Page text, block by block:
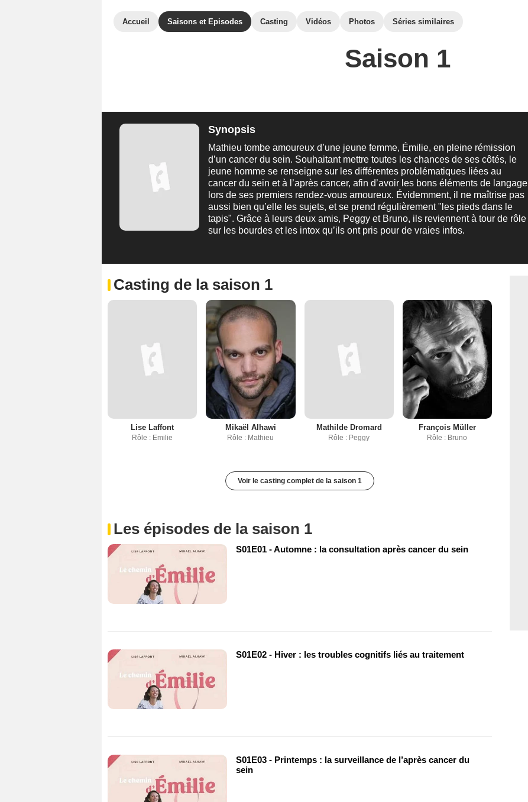
Accueil Saisons et Episodes Casting Vidéos Photos Séries similaires
Saison 1
Synopsis
Mathieu tombe amoureux d’une jeune femme, Émilie, en pleine rémission
d’un cancer du sein. Souhaitant mettre toutes les chances de ses côtés, le
jeune homme se renseigne sur les différentes problématiques liées au
cancer du sein et à l’après cancer, afin d’avoir les bons éléments de langage
lors de ses premiers rendez-vous amoureux. Évidemment, il ne maîtrise pas
aussi bien qu’elle les sujets, et se prend régulièrement "les pieds dans le
tapis". Grâce à leurs deux amis, Peggy et Bruno, ils reviennent à tour de rôle
sur les bourdes et les intox qu’ils ont pris pour de vraies infos.
Casting de la saison 1
Lise Laffont
Rôle : Emilie
Mikaël Alhawi
Rôle : Mathieu
Mathilde Dromard
Rôle : Peggy
François Müller
Rôle : Bruno
Voir le casting complet de la saison 1
Les épisodes de la saison 1
S01E01 - Automne : la consultation après cancer du sein
S01E02 - Hiver : les troubles cognitifs liés au traitement
S01E03 - Printemps : la surveillance de l’après cancer du
sein